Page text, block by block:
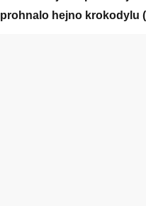
prohnalo hejno krokodylu